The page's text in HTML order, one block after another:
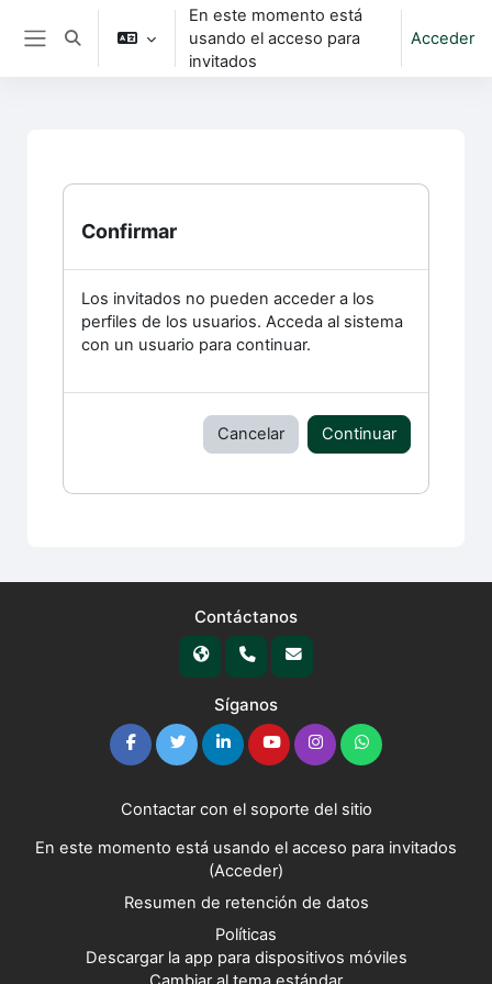
Salta al contenido principal
Selector de búsqueda de entrada
En este momento está
usando el acceso para
invitados
Acceder
Confirmar
Los invitados no pueden acceder a los
perfiles de los usuarios. Acceda al sistema
con un usuario para continuar.
Cancelar Continuar
Contáctanos
Síganos
Contactar con el soporte del sitio
En este momento está usando el acceso para invitados
(Acceder)
Resumen de retención de datos
Políticas
Descargar la app para dispositivos móviles